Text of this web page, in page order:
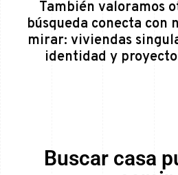
También valoramos
búsqueda conecta con
mirar: viviendas
identidad y
Buscar casa